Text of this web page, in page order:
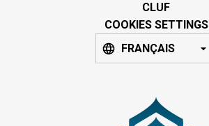
CLUF
COOKIES SETTINGS
FRANÇAIS